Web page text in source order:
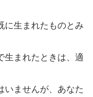
生まれたものとみ
まれたときは、適
いませんが、あなた